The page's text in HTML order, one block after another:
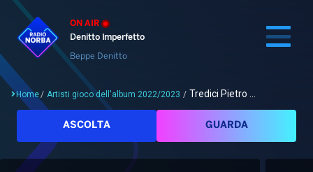
ON AIR
Denitto Imperfetto
Beppe Denitto
Home/ Artisti gioco dell'album 2022/2023 / Tredici Pietro ...
ASCOLTA GUARDA